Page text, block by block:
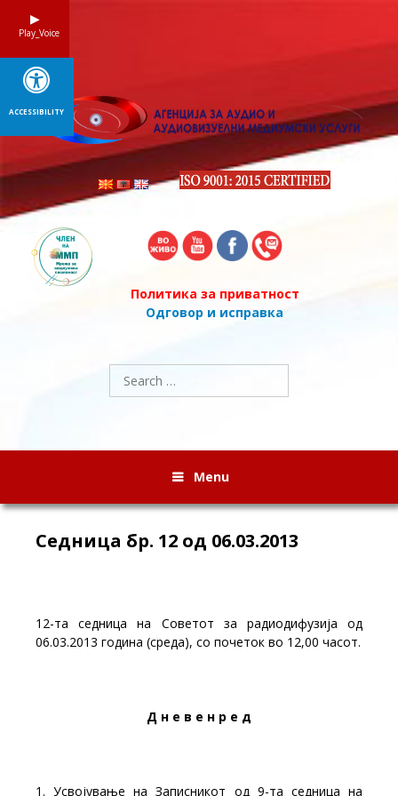
Политика за приватност
Одговор и исправка
Search
for:
Menu
Седница бр. 12 од 06.03.2013
12-та седница на Советот за радиодифузија од
06.03.2013 година (среда), со почеток во 12,00 часот.
Д н е в е н р е д
1. Усвојување на Записникот од 9-та седница на
Play_Voice
ACCESSIBILITY